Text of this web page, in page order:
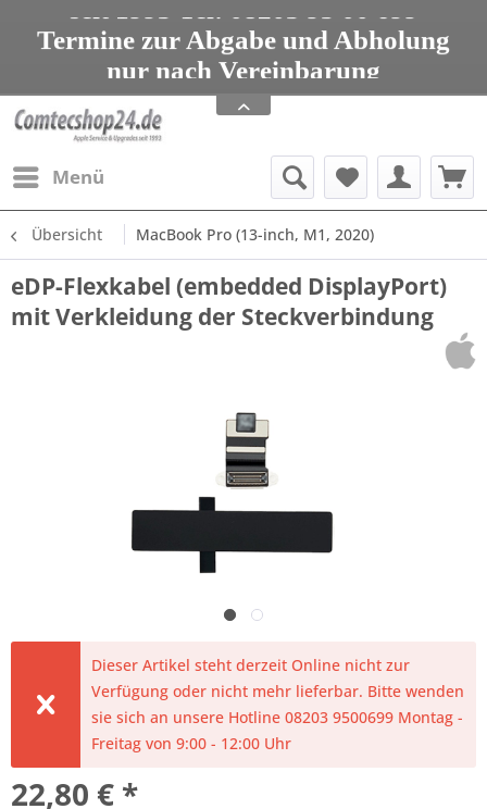
Termine zur Abgabe und Abholung
nur nach Vereinbarung
Apple Service, Upgrades und Zubehör
seit 1993 Tel: 08203 95 00 699
Menü
Übersicht MacBook Pro (13-inch, M1, 2020)
eDP-Flexkabel (embedded DisplayPort)
mit Verkleidung der Steckverbindung
Dieser Artikel steht derzeit Online nicht zur
Verfügung oder nicht mehr lieferbar. Bitte wenden
sie sich an unsere Hotline 08203 9500699 Montag -
Freitag von 9:00 - 12:00 Uhr
22,80 € *